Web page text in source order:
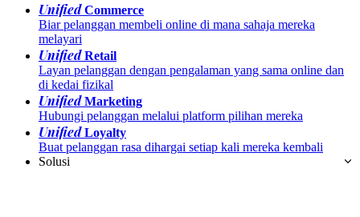
UnifiedCommerce
Biar pelanggan membeli online di mana sahaja mereka
melayari
UnifiedRetail
Layan pelanggan dengan pengalaman yang sama online dan
di kedai fizikal
UnifiedMarketing
Hubungi pelanggan melalui platform pilihan mereka
UnifiedLoyalty
Buat pelanggan rasa dihargai setiap kali mereka kembali
Solusi